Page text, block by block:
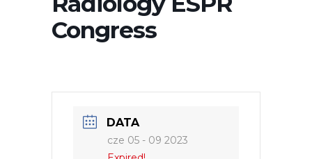
Congress
DATA
cze 05 - 09 2023